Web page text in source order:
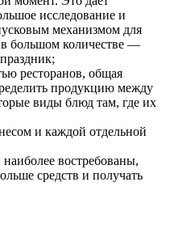
исследование и
механизмом для
большом количестве —
ресторанов, общая
продукцию между
виды блюд там, где их
и каждой отдельной
востребованы,
средств и получать